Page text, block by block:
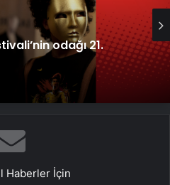
odağı 21.
Haberler İçin